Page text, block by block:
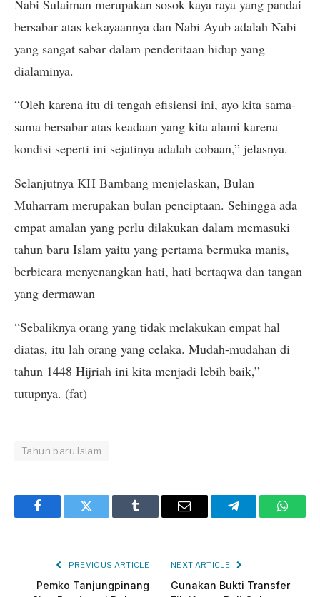
Nabi Sulaiman merupakan sosok kaya raya yang pandai
bersabar atas kekayaannya dan Nabi Ayub adalah Nabi
yang sangat sabar dalam penderitaan hidup yang
dialaminya.
“Oleh karena itu di tengah efisiensi ini, ayo kita sama-
sama bersabar atas keadaan yang kita alami karena
kondisi seperti ini sejatinya adalah cobaan,” jelasnya.
Selanjutnya KH Bambang menjelaskan, Bulan
Muharram merupakan bulan penciptaan. Sehingga ada
empat amalan yang perlu dilakukan dalam memasuki
tahun baru Islam yaitu yang pertama bermuka manis,
berbicara menyenangkan hati, hati bertaqwa dan tangan
yang dermawan
“Sebaliknya orang yang tidak melakukan empat hal
diatas, itu lah orang yang celaka. Mudah-mudahan di
tahun 1448 Hijriah ini kita menjadi lebih baik,”
tutupnya. (fat)
Tahun baru islam
FacebookTwitter Tumblr Email Telegram
PREVIOUS ARTICLE
Pemko Tanjungpinang
NEXT ARTICLE
Gunakan Bukti Transfer